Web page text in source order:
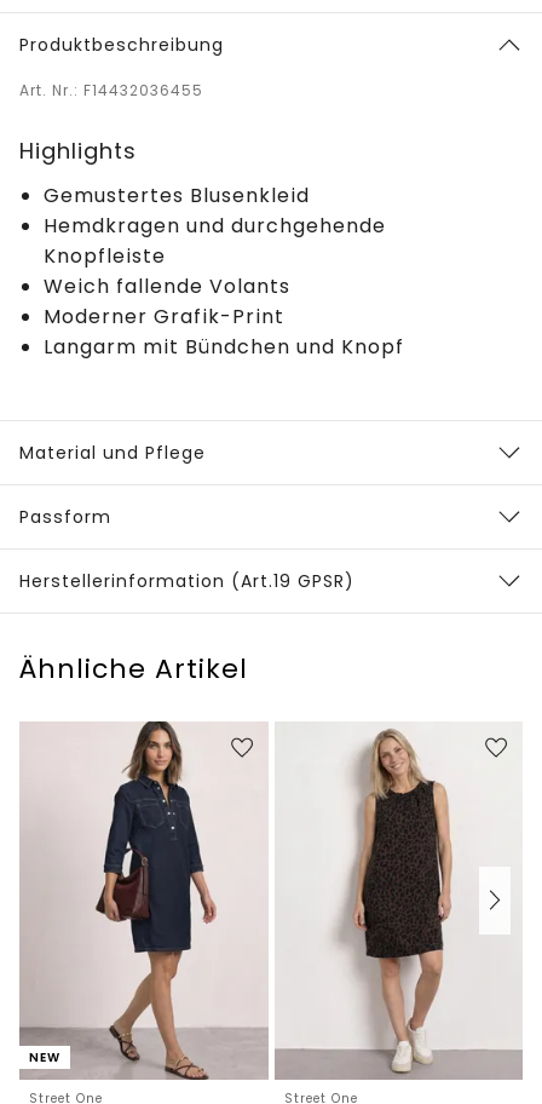
Produktbeschreibung
Art. Nr.: F14432036455
Highlights
Gemustertes Blusenkleid
Hemdkragen und durchgehende
Knopfleiste
Weich fallende Volants
Moderner Grafik-Print
Langarm mit Bündchen und Knopf
Material und Pflege
Passform
Herstellerinformation (Art.19 GPSR)
Ähnliche Artikel
NEW
Street One Street One